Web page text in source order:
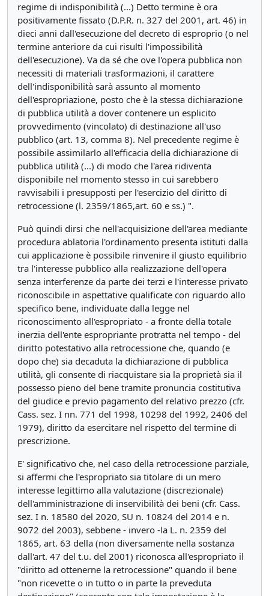
regime di indisponibilità (...) Detto termine è ora
positivamente fissato (D.P.R. n. 327 del 2001, art. 46) in
dieci anni dall'esecuzione del decreto di esproprio (o nel
termine anteriore da cui risulti l'impossibilità
dell'esecuzione). Va da sé che ove l'opera pubblica non
necessiti di materiali trasformazioni, il carattere
dell'indisponibilità sarà assunto al momento
dell'espropriazione, posto che è la stessa dichiarazione
di pubblica utilità a dover contenere un esplicito
provvedimento (vincolato) di destinazione all'uso
pubblico (art. 13, comma 8). Nel precedente regime è
possibile assimilarlo all'efficacia della dichiarazione di
pubblica utilità (...) di modo che l'area ridiventa
disponibile nel momento stesso in cui sarebbero
ravvisabili i presupposti per l'esercizio del diritto di
retrocessione (l. 2359/1865,art. 60 e ss.) ".
Può quindi dirsi che nell'acquisizione dell'area mediante
procedura ablatoria l'ordinamento presenta istituti dalla
cui applicazione è possibile rinvenire il giusto equilibrio
tra l'interesse pubblico alla realizzazione dell'opera
senza interferenze da parte dei terzi e l'interesse privato
riconoscibile in aspettative qualificate con riguardo allo
specifico bene, individuate dalla legge nel
riconoscimento all'espropriato - a fronte della totale
inerzia dell'ente espropriante protratta nel tempo - del
diritto potestativo alla retrocessione che, quando (e
dopo che) sia decaduta la dichiarazione di pubblica
utilità, gli consente di riacquistare sia la proprietà sia il
possesso pieno del bene tramite pronuncia costitutiva
del giudice e previo pagamento del relativo prezzo (cfr.
Cass. sez. I nn. 771 del 1998, 10298 del 1992, 2406 del
1979), diritto da esercitare nel rispetto del termine di
prescrizione.
E' significativo che, nel caso della retrocessione parziale,
si affermi che l'espropriato sia titolare di un mero
interesse legittimo alla valutazione (discrezionale)
dell'amministrazione di inservibilità dei beni (cfr. Cass.
sez. I n. 18580 del 2020, SU n. 10824 del 2014 e n.
9072 del 2003), sebbene - invero -la L. n. 2359 del
1865, art. 63 della (non diversamente nella sostanza
dall'art. 47 del t.u. del 2001) riconosca all'espropriato il
"diritto ad ottenerne la retrocessione" quando il bene
"non ricevette o in tutto o in parte la preveduta